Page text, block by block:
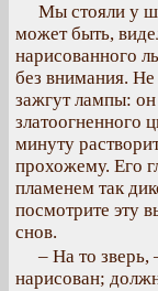
Мы стояли у
может быть,
нарисованного
без внимания. Не
зажгут лампы:
златоогненного
минуту
прохожему. Его
пламенем так
посмотрите эту
снов.
– На то зверь,
нарисован;